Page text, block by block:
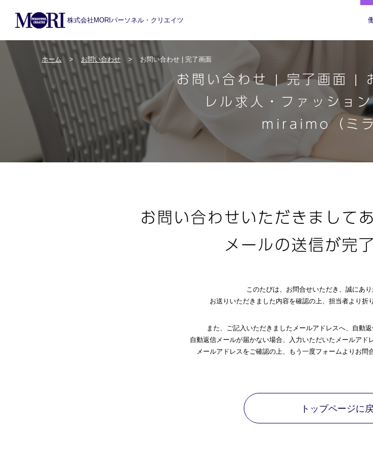
株式会社MORIパーソネル・クリエイツ
ホーム お問い合わせ お問い合わせ | 完了画面
お問い合わせ | 完了画面 |
レル求人・ファッショ
miraimo（ミ
お問い合わせいただきまして
メールの送信が完
このたびは、お問合せいただき、誠にあり
お送りいただきました内容を確認の上、担当者より折
また、ご記入いただきましたメールアドレスへ、自動
自動返信メールが届かない場合、入力いただいたメールアド
メールアドレスをご確認の上、もう一度フォームよりお問
トップページに